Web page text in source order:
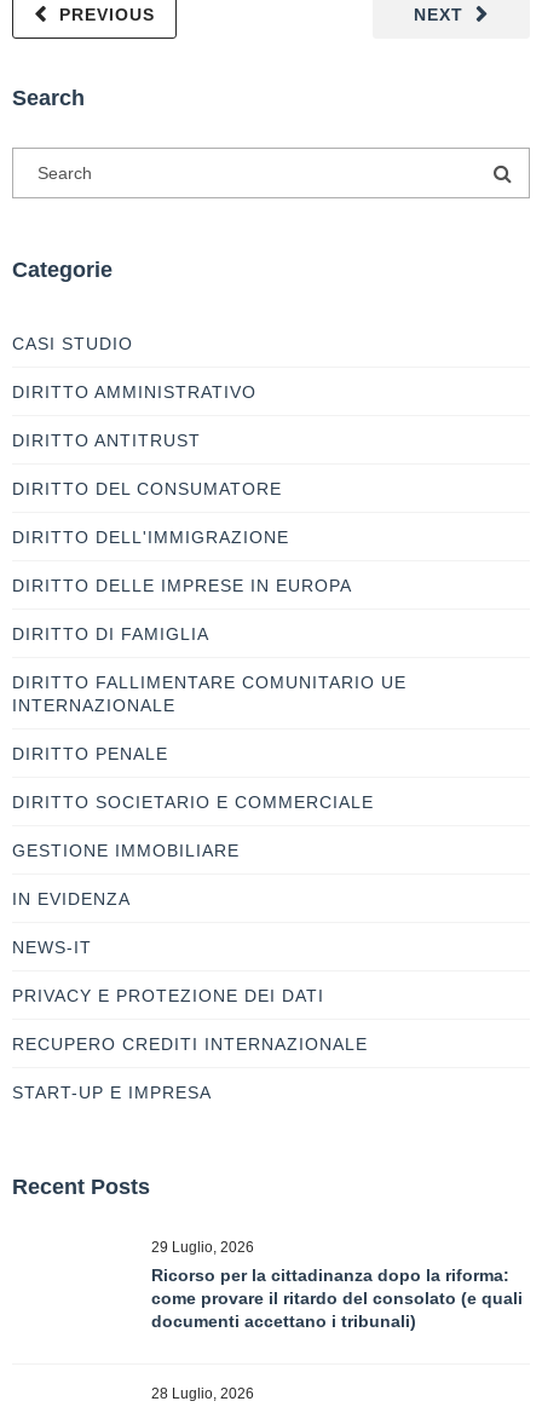
NEXT
PREVIOUS
Search
Categorie
CASI STUDIO
DIRITTO AMMINISTRATIVO
DIRITTO ANTITRUST
DIRITTO DEL CONSUMATORE
DIRITTO DELL'IMMIGRAZIONE
DIRITTO DELLE IMPRESE IN EUROPA
DIRITTO DI FAMIGLIA
DIRITTO FALLIMENTARE COMUNITARIO UE
INTERNAZIONALE
DIRITTO PENALE
DIRITTO SOCIETARIO E COMMERCIALE
GESTIONE IMMOBILIARE
IN EVIDENZA
NEWS-IT
PRIVACY E PROTEZIONE DEI DATI
RECUPERO CREDITI INTERNAZIONALE
START-UP E IMPRESA
Recent Posts
29 Luglio, 2026
Ricorso per la cittadinanza dopo la riforma:
come provare il ritardo del consolato (e quali
documenti accettano i tribunali)
28 Luglio, 2026